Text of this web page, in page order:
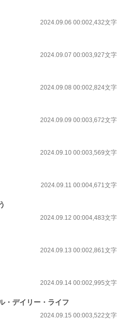
2024.09.06 00:002,432文字
2024.09.07 00:003,927文字
2024.09.08 00:002,824文字
2024.09.09 00:003,672文字
2024.09.10 00:003,569文字
2024.09.11 00:004,671文字
2024.09.12 00:004,483文字
2024.09.13 00:002,861文字
2024.09.14 00:002,995文字
・デイリー・ライフ
2024.09.15 00:003,522文字